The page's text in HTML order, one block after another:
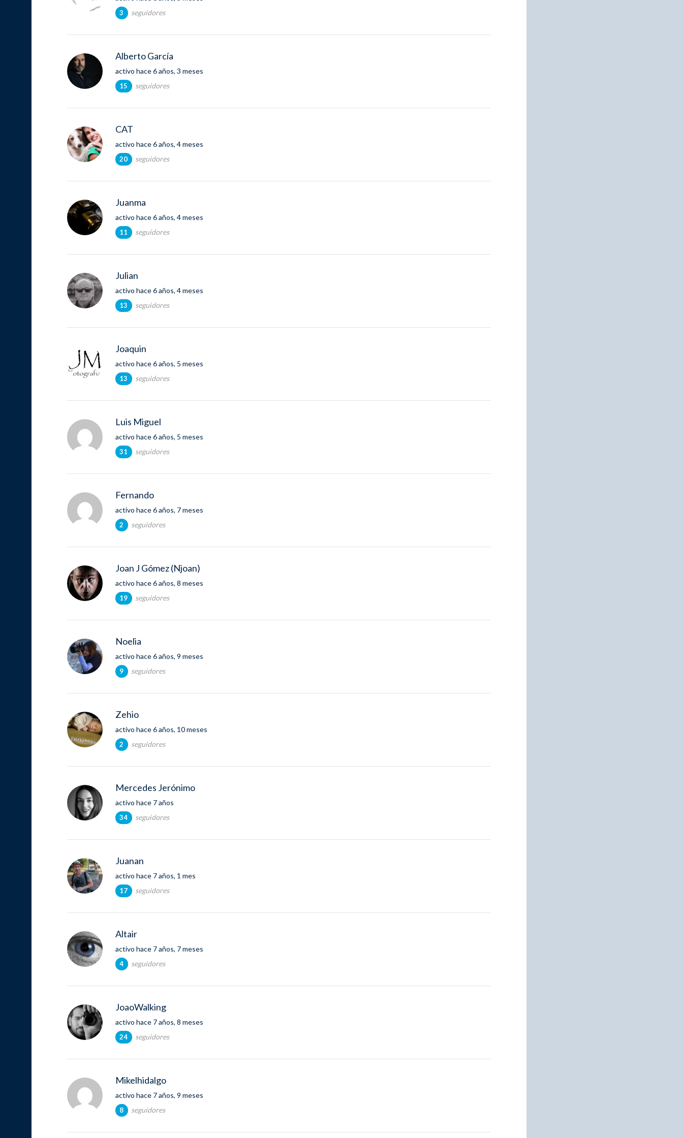
3 seguidores
Alberto García
activo hace 6 años, 3 meses
15 seguidores
CAT
activo hace 6 años, 4 meses
20 seguidores
Juanma
activo hace 6 años, 4 meses
11 seguidores
Julian
activo hace 6 años, 4 meses
13 seguidores
Joaquin
activo hace 6 años, 5 meses
13 seguidores
Luis Miguel
activo hace 6 años, 5 meses
31 seguidores
Fernando
activo hace 6 años, 7 meses
2 seguidores
Joan J Gómez (Njoan)
activo hace 6 años, 8 meses
19 seguidores
Noelia
activo hace 6 años, 9 meses
9 seguidores
Zehio
activo hace 6 años, 10 meses
2 seguidores
Mercedes Jerónimo
activo hace 7 años
34 seguidores
Juanan
activo hace 7 años, 1 mes
17 seguidores
Altair
activo hace 7 años, 7 meses
4 seguidores
JoaoWalking
activo hace 7 años, 8 meses
24 seguidores
Mikelhidalgo
activo hace 7 años, 9 meses
8 seguidores